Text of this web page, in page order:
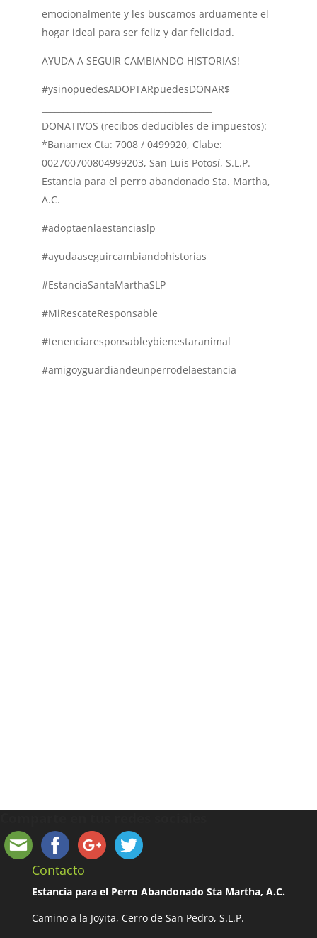
emocionalmente y les buscamos arduamente el
hogar ideal para ser feliz y dar felicidad.
AYUDA A SEGUIR CAMBIANDO HISTORIAS!
#ysinopuedesADOPTARpuedesDONAR$
DONATIVOS (recibos deducibles de impuestos):
*Banamex Cta: 7008 / 0499920, Clabe:
002700700804999203, San Luis Potosí, S.L.P.
Estancia para el perro abandonado Sta. Martha,
A.C.
#adoptaenlaestanciaslp
#ayudaaseguircambiandohistorias
#EstanciaSantaMarthaSLP
#MiRescateResponsable
#tenenciaresponsableybienestaranimal
#amigoyguardiandeunperrodelaestancia
Contacto
Estancia para el Perro Abandonado Sta Martha, A.C.
Camino a la Joyita, Cerro de San Pedro, S.L.P.